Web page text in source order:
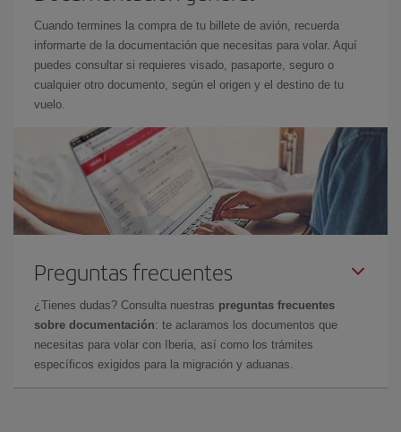
Cuando termines la compra de tu billete de avión, recuerda
informarte de la documentación que necesitas para volar. Aquí
puedes consultar si requieres visado, pasaporte, seguro o
cualquier otro documento, según el origen y el destino de tu
vuelo.
Preguntas frecuentes
¿Tienes dudas? Consulta nuestras preguntas frecuentes
sobre documentación: te aclaramos los documentos que
necesitas para volar con Iberia, así como los trámites
específicos exigidos para la migración y aduanas.